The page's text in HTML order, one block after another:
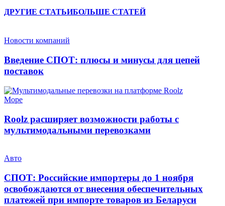
ДРУГИЕ СТАТЬИБОЛЬШЕ СТАТЕЙ
Новости компаний
Введение СПОТ: плюсы и минусы для цепей
поставок
Море
Roolz расширяет возможности работы с
мультимодальными перевозками
Авто
СПОТ: Российские импортеры до 1 ноября
освобождаются от внесения обеспечительных
платежей при импорте товаров из Беларуси